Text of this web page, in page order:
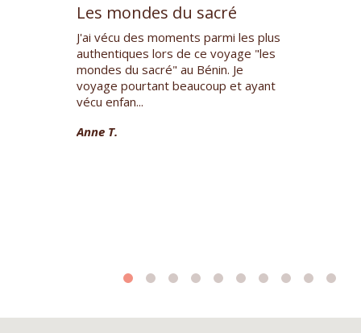
Les mondes du sacré
J'ai vécu des moments parmi les plus
authentiques lors de ce voyage "les
mondes du sacré" au Bénin. Je
voyage pourtant beaucoup et ayant
vécu enfan...
Anne T.